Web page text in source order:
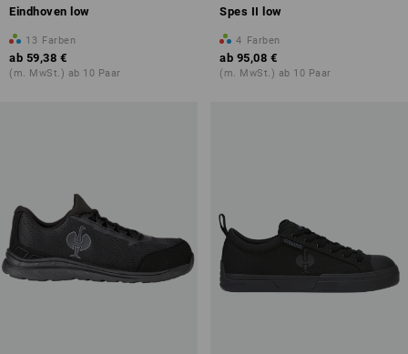
Eindhoven low
13 Farben
ab 59,38 €
(m. MwSt.) ab 10 Paar
Spes II low
4 Farben
ab 95,08 €
(m. MwSt.) ab 10 Paar